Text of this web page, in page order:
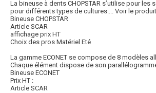
La bineuse à dents CHOPSTAR s’utilise pour les
pour différents types de cultures.... Voir le produit
Bineuse CHOPSTAR
Article SCAR
affichage prix HT
Choix des pros Matériel Eté
La gamme ECONET se compose de 8 modèles
Chaque élément dispose de son
Bineuse ECONET
Prix HT :
Article SCAR